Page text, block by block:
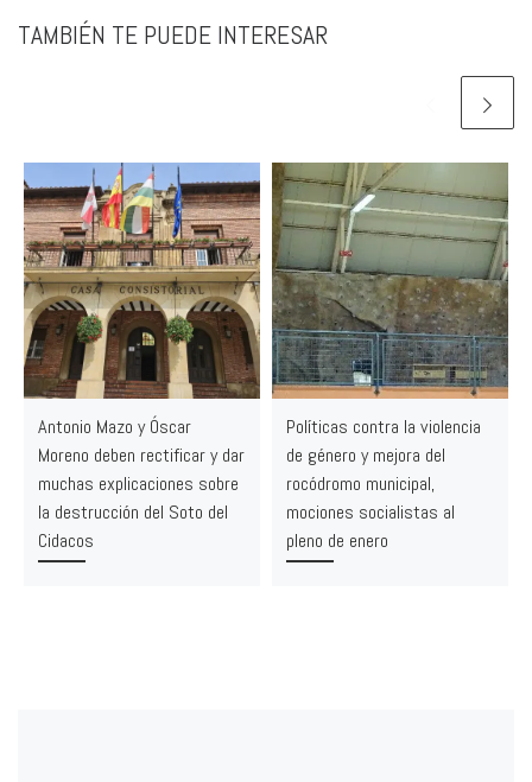
TAMBIÉN TE PUEDE INTERESAR
Antonio Mazo y Óscar
Moreno deben rectificar y dar
muchas explicaciones sobre
la destrucción del Soto del
Cidacos
Políticas contra la violencia
de género y mejora del
rocódromo municipal,
mociones socialistas al
pleno de enero